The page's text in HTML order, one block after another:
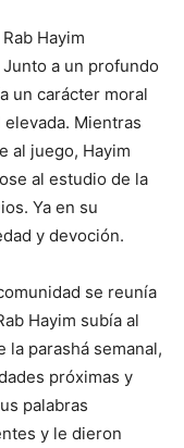
Hayim
a un profundo
un carácter moral
Mientras
al juego, Hayim
al estudio de la
Ya en su
y devoción.
se reunía
Hayim subía al
parashá semanal,
próximas y
palabras
y le dieron